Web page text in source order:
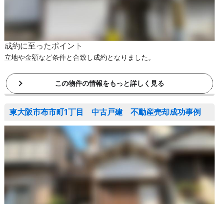
成約に至ったポイント
立地や金額など条件と合致し成約となりました。
この物件の情報をもっと詳しく見る
東大阪市布市町1丁目 中古戸建 不動産売却成功事例